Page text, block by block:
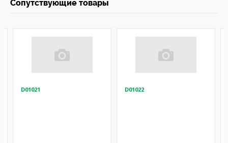
Сопутствующие товары
D01021 D01022